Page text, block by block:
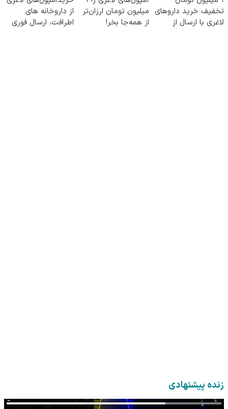
تخفیف خرید داروهای
لاغری با ارسال از
میلیون تومان ارزان‌تر
از همه‌جا بخر!
از داروخانه های
اطرافت، ارسال فوری
زنده پیشنهادی